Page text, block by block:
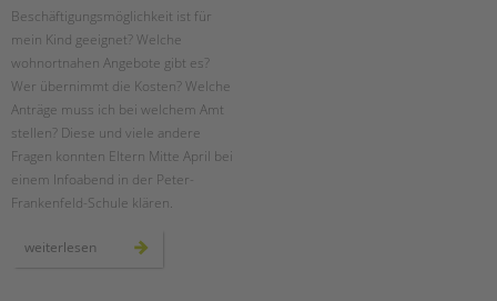
Beschäftigungsmöglichkeit ist für
mein Kind geeignet? Welche
wohnortnahen Angebote gibt es?
Wer übernimmt die Kosten? Welche
Anträge muss ich bei welchem Amt
stellen? Diese und viele andere
Fragen konnten Eltern Mitte April bei
einem Infoabend in der Peter-
Frankenfeld-Schule klären.
weiterlesen